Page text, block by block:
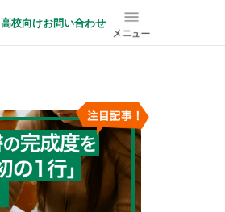
高校向けお問い合わせ メニュー